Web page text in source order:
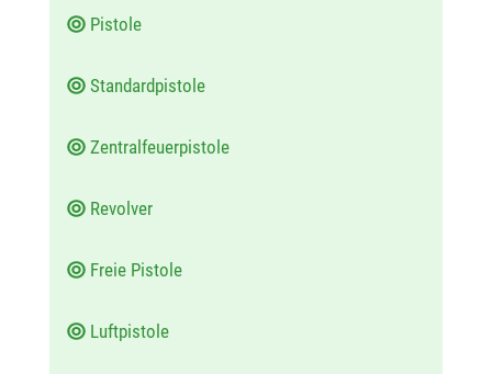
Pistole
Standardpistole
Zentralfeuerpistole
Revolver
Freie Pistole
Luftpistole